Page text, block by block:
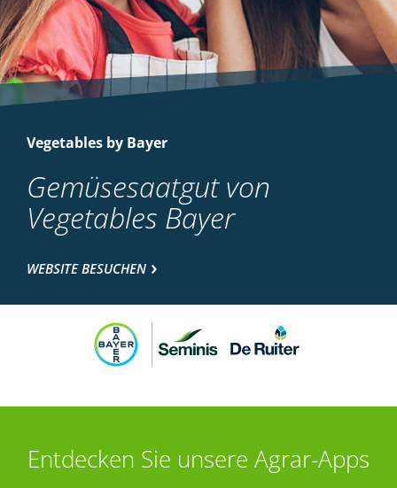
Vegetables by Bayer
Gemüsesaatgut von
Vegetables Bayer
WEBSITE BESUCHEN
Entdecken Sie unsere Agrar-Apps